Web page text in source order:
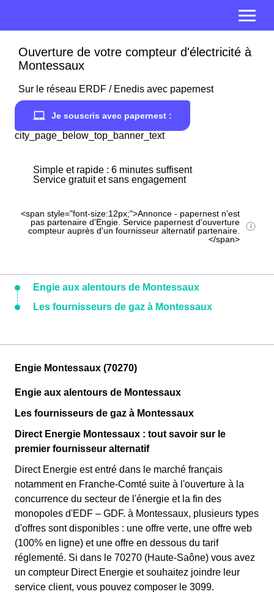
Ouverture de votre compteur d'électricité à
Montessaux
Sur le réseau ERDF / Enedis avec papernest
Je souscris avec papernest :
city_page_below_top_banner_text
Simple et rapide : 6 minutes suffisent
Service gratuit et sans engagement
<span style="font-size:12px;">Annonce - papernest n'est
pas partenaire d'Engie. Service papernest d'ouverture
compteur auprès d'un fournisseur alternatif partenaire.
</span>
Engie aux alentours de Montessaux
Les fournisseurs de gaz à Montessaux
Engie Montessaux (70270)
Engie aux alentours de Montessaux
Les fournisseurs de gaz à Montessaux
Direct Energie Montessaux : tout savoir sur le
premier fournisseur alternatif
Direct Energie est entré dans le marché français
notamment en Franche-Comté suite à l'ouverture à la
concurrence du secteur de l'énergie et la fin des
monopoles d'EDF – GDF. à Montessaux, plusieurs types
d'offres sont disponibles : une offre verte, une offre web
(100% en ligne) et une offre en dessous du tarif
réglementé. Si dans le 70270 (Haute-Saône) vous avez
un compteur Direct Energie et souhaitez joindre leur
service client, vous pouvez composer le 3099.